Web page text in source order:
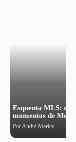
Esquenta MLS:
momentos de
PorAndré Merice